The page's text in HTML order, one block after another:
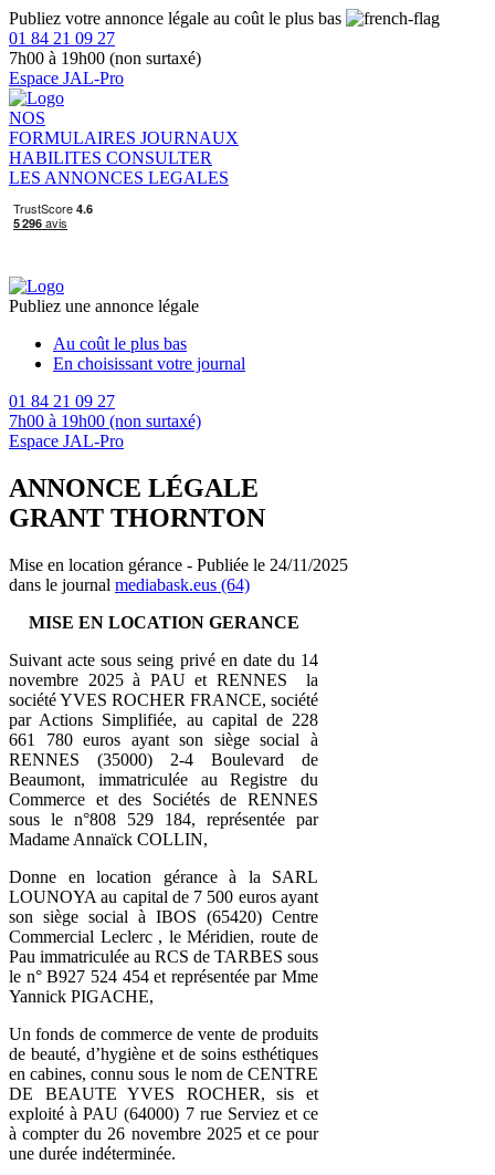
Publiez votre annonce légale au coût le plus bas
01 84 21 09 27
7h00 à 19h00 (non surtaxé)
Espace JAL-Pro
NOS
FORMULAIRES JOURNAUX
HABILITES CONSULTER
LES ANNONCES LEGALES
Publiez une annonce légale
Au coût le plus bas
En choisissant votre journal
01 84 21 09 27
7h00 à 19h00 (non surtaxé)
Espace JAL-Pro
ANNONCE LÉGALE
GRANT THORNTON
Mise en location gérance - Publiée le 24/11/2025
dans le journal mediabask.eus (64)
MISE EN LOCATION GERANCE
Suivant acte sous seing privé en date du 14
novembre 2025 à PAU et RENNES la
société YVES ROCHER FRANCE, société
par Actions Simplifiée, au capital de 228
661 780 euros ayant son siège social à
RENNES (35000) 2-4 Boulevard de
Beaumont, immatriculée au Registre du
Commerce et des Sociétés de RENNES
sous le n°808 529 184, représentée par
Madame Annaïck COLLIN,
Donne en location gérance à la SARL
LOUNOYA au capital de 7 500 euros ayant
son siège social à IBOS (65420) Centre
Commercial Leclerc , le Méridien, route de
Pau immatriculée au RCS de TARBES sous
le n° B927 524 454 et représentée par Mme
Yannick PIGACHE,
Un fonds de commerce de vente de produits
de beauté, d’hygiène et de soins esthétiques
en cabines, connu sous le nom de CENTRE
DE BEAUTE YVES ROCHER, sis et
exploité à PAU (64000) 7 rue Serviez et ce
à compter du 26 novembre 2025 et ce pour
une durée indéterminée.